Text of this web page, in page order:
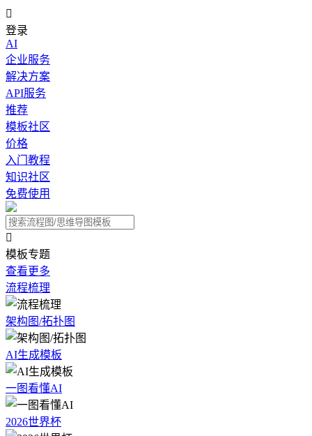

登录
AI
企业服务
解决方案
API服务
推荐
模板社区
价格
入门教程
知识社区
免费使用

模板专题
查看更多
流程梳理
架构图/拓扑图
AI生成模板
一图看懂AI
2026世界杯